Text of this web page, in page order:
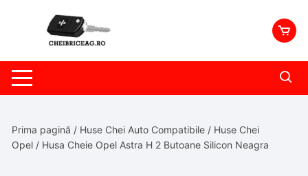
Prima pagină / Huse Chei Auto Compatibile / Huse Chei
Opel / Husa Cheie Opel Astra H 2 Butoane Silicon Neagra